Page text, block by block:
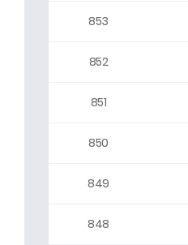
853
852
851
850
849
848